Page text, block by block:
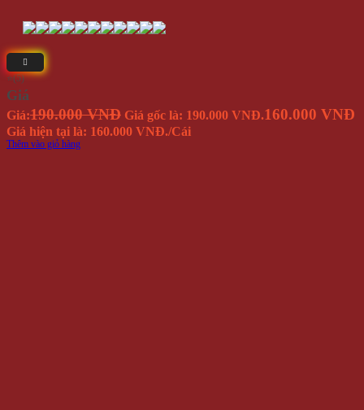
⭐(5)
Giá
Giá:190.000 VNĐ Giá gốc là: 190.000 VNĐ.160.000 VNĐ
Giá hiện tại là: 160.000 VNĐ./Cái
Thêm vào giỏ hàng